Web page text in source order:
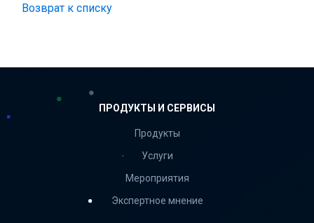
Возврат к списку
ПРОДУКТЫ И СЕРВИСЫ
Продукты
Услуги
Мероприятия
Экспертное мнение